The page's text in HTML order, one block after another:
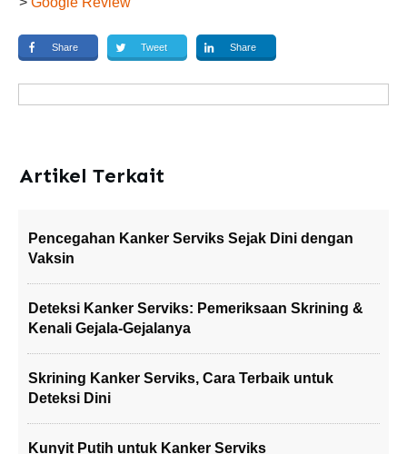
Share Tweet Share
Artikel Terkait
Pencegahan Kanker Serviks Sejak Dini dengan
Vaksin
Deteksi Kanker Serviks: Pemeriksaan Skrining &
Kenali Gejala-Gejalanya
Skrining Kanker Serviks, Cara Terbaik untuk
Deteksi Dini
Kunyit Putih untuk Kanker Serviks